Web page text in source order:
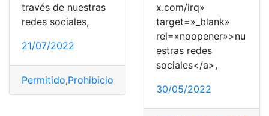
través de nuestras
redes sociales,
21/07/2022
Permitido,Prohibiciones
x.com/irq»
target=»_blank»
rel=»noopener»>nu
estras redes
sociales</a>,
30/05/2022